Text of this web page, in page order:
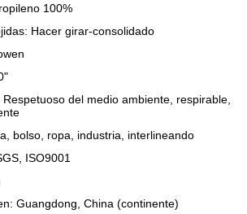
100%
Hacer girar-consolidado
del medio ambiente, respirable,
bolso, ropa, industria, interlineando
ISO9001
Guangdong, China (continente)